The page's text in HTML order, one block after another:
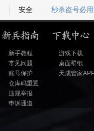
新手教程
常见问题
账号保护
仓库码重置
违规举报
申诉通道
游戏下载
桌面壁纸
天成管家
安全 秒杀盗号必用